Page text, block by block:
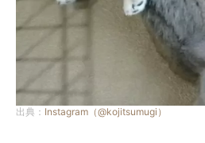
出典： Instagram（@kojitsumugi）